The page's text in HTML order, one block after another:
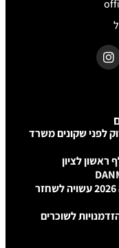
לשחזר